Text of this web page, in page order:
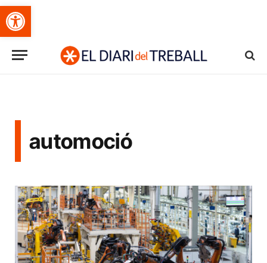
Obre la barra d'eines
automoció